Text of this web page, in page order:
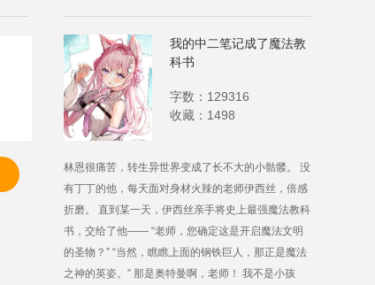
我的中二笔记成了魔法教
科书
字数：129316
收藏：1498
林恩很痛苦，转生异世界变成了长不大的小骷髅。 没
有丁丁的他，每天面对身材火辣的老师伊西丝，倍感
折磨。 直到某一天，伊西丝亲手将史上最强魔法教科
书，交给了他—— “老师，您确定这是开启魔法文明
的圣物？” “当然，瞧瞧上面的钢铁巨人，那正是魔法
之神的英姿。” 那是奥特曼啊，老师！ 我不是小孩